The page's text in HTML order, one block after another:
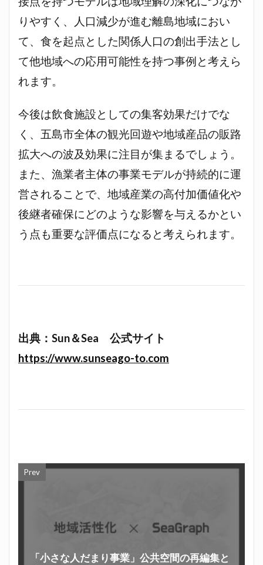
りやすく、人口減少が進む離島地域におい
て、食を起点とした関係人口の創出手法とし
て他地域への応用可能性を持つ事例と考えら
れます。
今後は飲食施設としての集客効果だけでな
く、五島市全体の観光回遊や地域産品の販路
拡大への波及効果に注目が集まるでしょう。
また、漁業者主体の事業モデルが持続的に運
営されることで、地域産業の高付加価値化や
後継者確保にどのような影響を与えるかとい
う点も重要な評価点になると考えられます。
出典：Sun＆Sea 公式サイト
https://www.sunseago-to.com
Prev
「小さな人だまり事業」公共空間の再編集と